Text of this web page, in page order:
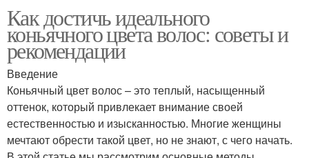
Как достичь идеального
коньячного цвета волос: советы и
рекомендации
Введение
Коньячный цвет волос – это теплый, насыщенный
оттенок, который привлекает внимание своей
естественностью и изысканностью. Многие женщины
мечтают обрести такой цвет, но не знают, с чего начать.